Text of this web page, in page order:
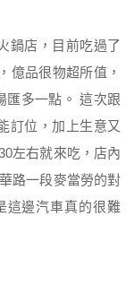
鍋店，目前吃過了
億品很物超所值，
匯多一點。 這次跟
訂位，加上生意又
左右就來吃，店內
路一段麥當勞的對
這邊汽車真的很難